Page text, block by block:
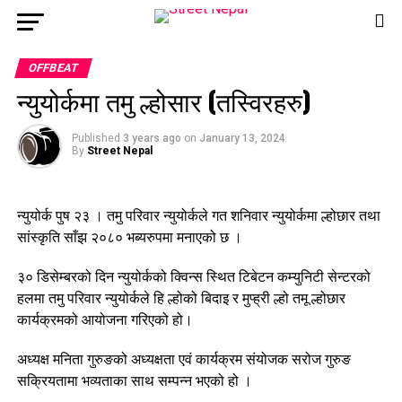
OFFBEAT
न्युयोर्कमा तमु ल्होसार (तस्विरहरु)
Published 3 years ago on January 13, 2024
By Street Nepal
न्युयोर्क पुष २३ । तमु परिवार न्युयोर्कले गत शनिवार न्युयोर्कमा ल्होछार तथा
सांस्कृति साँझ २०८० भब्यरुपमा मनाएको छ ।
३० डिसेम्बरको दिन न्युयोर्कको क्विन्स स्थित टिबेटन कम्युनिटी सेन्टरको
हलमा तमु परिवार न्युयोर्कले हि ल्होको बिदाइ र मुप्ह्री ल्हो तमू ल्होछार
कार्यक्रमको आयोजना गरिएको हो।
अध्यक्ष मनिता गुरुङको अध्यक्षता एवं कार्यक्रम संयोजक सरोज गुरुङ
सक्रियतामा भव्यताका साथ सम्पन्न भएको हो ।
Go to mobile version